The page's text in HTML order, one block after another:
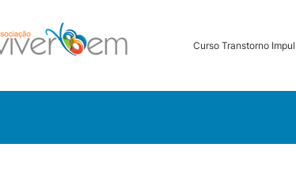
Curso Transtorno